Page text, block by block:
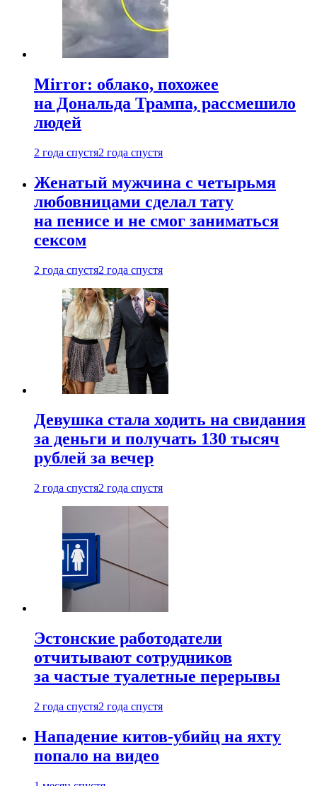
Mirror: облако, похожее
на Дональда Трампа, рассмешило
людей
2 года спустя2 года спустя
Женатый мужчина с четырьмя
любовницами сделал тату
на пенисе и не смог заниматься
сексом
2 года спустя2 года спустя
Девушка стала ходить на свидания
за деньги и получать 130 тысяч
рублей за вечер
2 года спустя2 года спустя
Эстонские работодатели
отчитывают сотрудников
за частые туалетные перерывы
2 года спустя2 года спустя
Нападение китов-убийц на яхту
попало на видео